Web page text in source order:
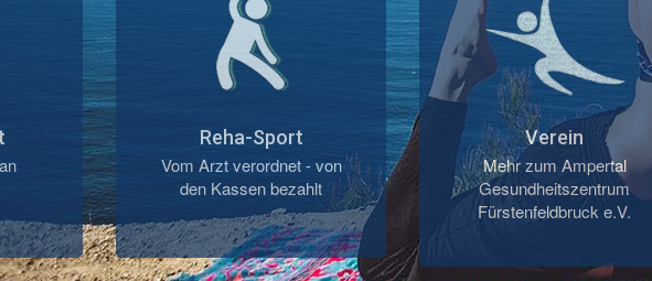
Reha-Sport
Vom Arzt verordnet - von
den Kassen bezahlt
Verein
Mehr zum Ampertal
Gesundheitszentrum
Fürstenfeldbruck e.V.